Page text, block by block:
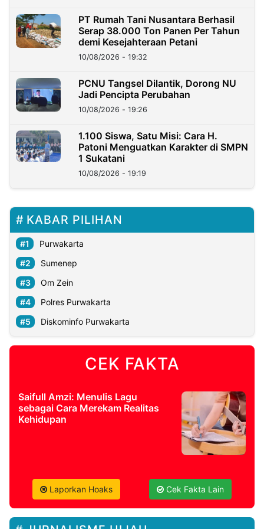
PT Rumah Tani Nusantara Berhasil
Serap 38.000 Ton Panen Per Tahun
demi Kesejahteraan Petani
10/08/2026 - 19:32
PCNU Tangsel Dilantik, Dorong NU
Jadi Pencipta Perubahan
10/08/2026 - 19:26
1.100 Siswa, Satu Misi: Cara H.
Patoni Menguatkan Karakter di SMPN
1 Sukatani
10/08/2026 - 19:19
KABAR PILIHAN
Purwakarta
Sumenep
Om Zein
Polres Purwakarta
Diskominfo Purwakarta
CEK FAKTA
Saifull Amzi: Menulis Lagu
sebagai Cara Merekam Realitas
Kehidupan
Laporkan Hoaks Cek Fakta Lain